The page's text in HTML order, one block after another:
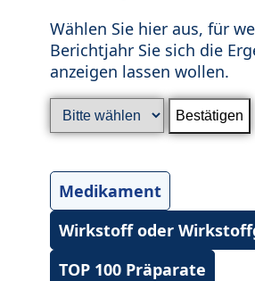
Wählen Sie hier aus, für
Berichtjahr Sie sich die
anzeigen lassen wollen.
Medikament
Wirkstoff oder
TOP 100 Präparate